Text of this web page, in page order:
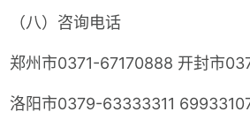
（八）咨询电话
郑州市0371-67170888 开封市
洛阳市0379-63333311